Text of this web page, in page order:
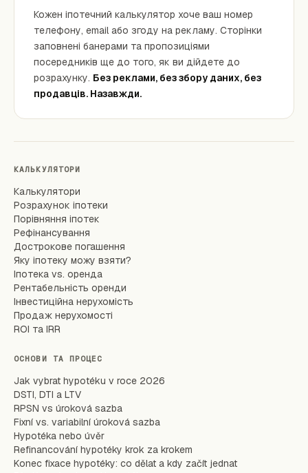
Кожен іпотечний калькулятор хоче ваш номер
телефону, email або згоду на рекламу. Сторінки
заповнені банерами та пропозиціями
посередників ще до того, як ви дійдете до
розрахунку. Без реклами, без збору даних, без
продавців. Назавжди.
КАЛЬКУЛЯТОРИ
Калькулятори
Розрахунок іпотеки
Порівняння іпотек
Рефінансування
Дострокове погашення
Яку іпотеку можу взяти?
Іпотека vs. оренда
Рентабельність оренди
Інвестиційна нерухомість
Продаж нерухомості
ROI та IRR
ОСНОВИ ТА ПРОЦЕС
Jak vybrat hypotéku v roce 2026
DSTI, DTI a LTV
RPSN vs úroková sazba
Fixní vs. variabilní úroková sazba
Hypotéka nebo úvěr
Refinancování hypotéky krok za krokem
Konec fixace hypotéky: co dělat a kdy začít jednat